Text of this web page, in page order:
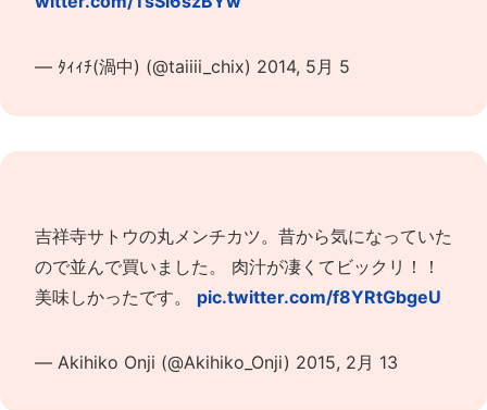
— ﾀｨｨﾁ(渦中) (@taiiii_chix) 2014, 5月 5
吉祥寺サトウの丸メンチカツ。昔から気になっていた
ので並んで買いました。 肉汁が凄くてビックリ！！
美味しかったです。 pic.twitter.com/f8YRtGbgeU
— Akihiko Onji (@Akihiko_Onji) 2015, 2月 13